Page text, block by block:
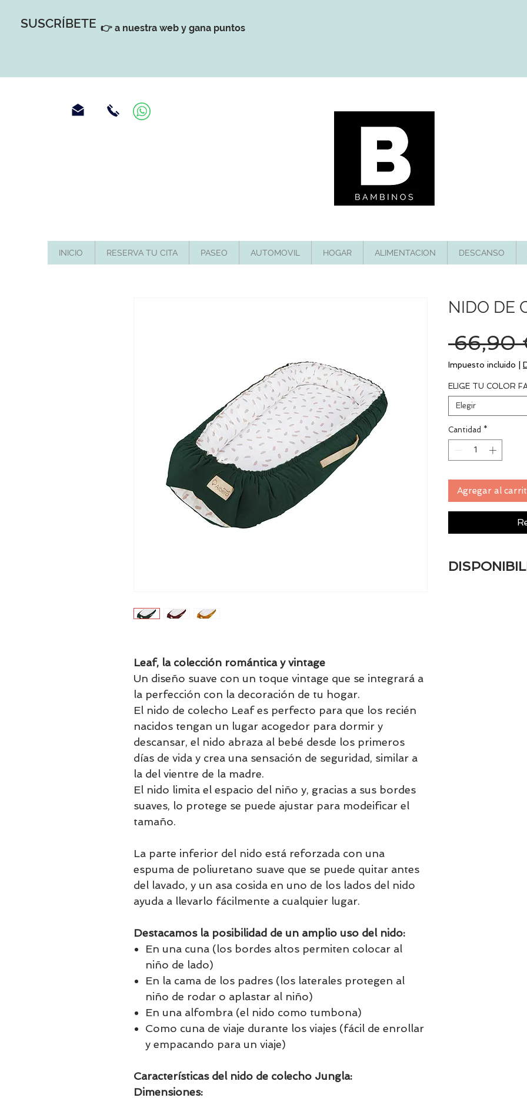
SUSCRÍBETE 👉 a nuestra web y gana puntos
INICIO RESERVA TU CITA PASEO AUTOMOVIL HOGAR ALIMENTACION DESCANSO
Leaf, la colección romántica y vintage
Un diseño suave con un toque vintage que se integrará a
la perfección con la decoración de tu hogar.
El nido de colecho Leaf es perfecto para que los recién
nacidos tengan un lugar acogedor para dormir y
descansar, el nido abraza al bebé desde los primeros
días de vida y crea una sensación de seguridad, similar a
la del vientre de la madre.
El nido limita el espacio del niño y, gracias a sus bordes
suaves, lo protege se puede ajustar para modeificar el
tamaño.
La parte inferior del nido está reforzada con una
espuma de poliuretano suave que se puede quitar antes
del lavado, y un asa cosida en uno de los lados del nido
ayuda a llevarlo fácilmente a cualquier lugar.
Destacamos la posibilidad de un amplio uso del nido:
En una cuna (los bordes altos permiten colocar al
niño de lado)
En la cama de los padres (los laterales protegen al
niño de rodar o aplastar al niño)
En una alfombra (el nido como tumbona)
Como cuna de viaje durante los viajes (fácil de enrollar
y empacando para un viaje)
Características del nido de colecho Jungla:
Dimensiones:
NIDO DE
66,90
Impuesto incluido
ELIGE TU COLOR
Elegir
Cantidad *
Agregar al